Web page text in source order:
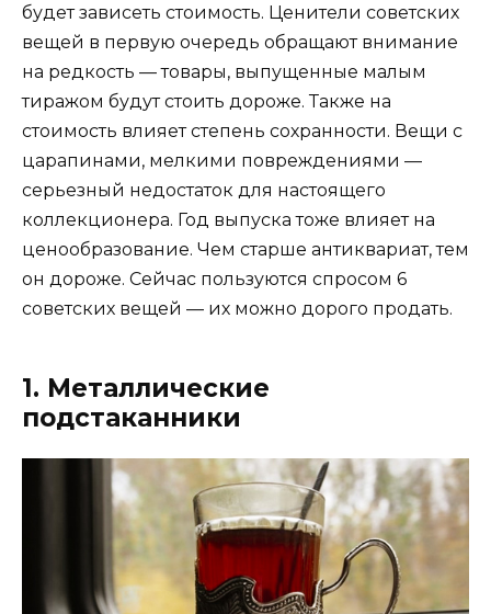
будет зависеть стоимость. Ценители советских
вещей в первую очередь обращают внимание
на редкость — товары, выпущенные малым
тиражом будут стоить дороже. Также на
стоимость влияет степень сохранности. Вещи с
царапинами, мелкими повреждениями —
серьезный недостаток для настоящего
коллекционера. Год выпуска тоже влияет на
ценообразование. Чем старше антиквариат, тем
он дороже. Сейчас пользуются спросом 6
советских вещей — их можно дорого продать.
1. Металлические
подстаканники